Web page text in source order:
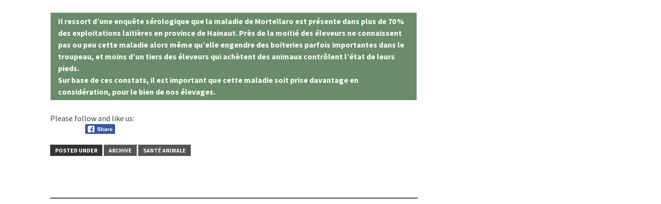
Il ressort d’une enquête sérologique que la maladie de Mortellaro est présente dans plus de 70 %
des exploitations laitières en province de Hainaut. Près de la moitié des éleveurs ne connaissent
pas ou peu cette maladie alors même qu’elle engendre des boiteries parfois importantes dans le
troupeau, et moins d’un tiers des éleveurs qui achètent des animaux contrôlent l’état de leurs
pieds.
Sur base de ces constats, il est important que cette maladie soit prise davantage en
considération, pour le bien de nos élevages.
Please follow and like us:
POSTED UNDER ARCHIVE SANTÉ ANIMALE